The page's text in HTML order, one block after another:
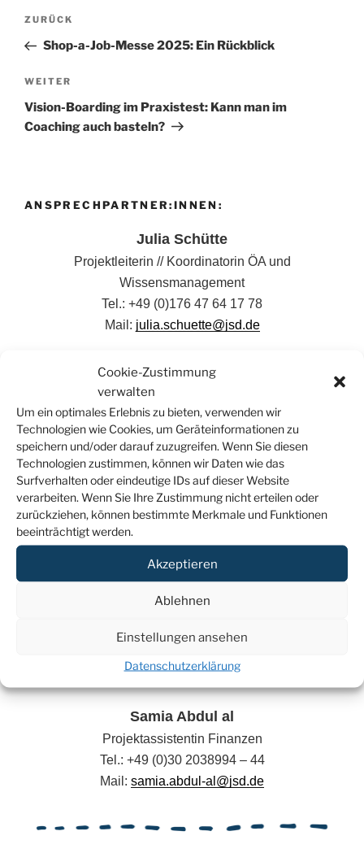
Cookie-Zustimmung
verwalten
Um ein optimales Erlebnis zu bieten, verwenden wir
Technologien wie Cookies, um Geräteinformationen zu
speichern und/oder darauf zuzugreifen. Wenn Sie diesen
Technologien zustimmen, können wir Daten wie das
Surfverhalten oder eindeutige IDs auf dieser Website
verarbeiten. Wenn Sie Ihre Zustimmung nicht erteilen oder
zurückziehen, können bestimmte Merkmale und Funktionen
beeinträchtigt werden.
Akzeptieren
Ablehnen
Einstellungen ansehen
Datenschutzerklärung
Beitragsnavigation
Vorheriger
Beitrag
ZURÜCK
Shop-a-Job-Messe 2025: Ein Rückblick
Nächster
Beitrag
WEITER
Vision-Boarding im Praxistest: Kann man im
Coaching auch basteln?
ANSPRECHPARTNER:INNEN:
Julia Schütte
Projektleiterin // Koordinatorin ÖA und
Wissensmanagement
Tel.: +49 (0)176 47 64 17 78
Mail: julia.schuette@jsd.de
Helén Gerdewischke
Koordinatorin Qualifizierungen
Tel.: +49 (0)176 46 66 85 18
Mail:helen.gerdewischke@jsd.de
Christian Perl
Bildungsreferent
Tel.: +49 (0)157 50 15 20 41
Mail:christian.perl@jsd.de
Liza Grundig
Koordinationsassistentin Teilnehmenden- und
Veranstaltungsmanagement
Mail:liza.grundig@jsd.de
Samia Abdul al
Projektassistentin Finanzen
Tel.: +49 (0)30 2038994 – 44
Mail: samia.abdul-al@jsd.de